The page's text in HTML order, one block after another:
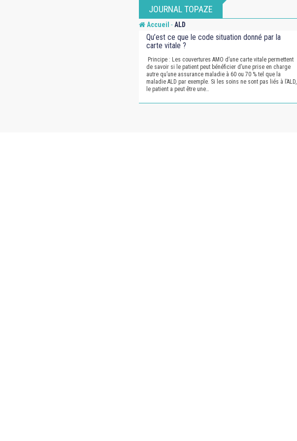
JOURNAL TOPAZE
Accueil -ALD
Qu’est ce que le code situation donné par la
carte vitale ?
Principe : Les couvertures AMO d’une carte vitale permettent
de savoir si le patient peut bénéficier d’une prise en charge
autre qu’une assurance maladie à 60 ou 70 % tel que la
maladie ALD par exemple. Si les soins ne sont pas liés à l’ALD,
le patient a peut être une…